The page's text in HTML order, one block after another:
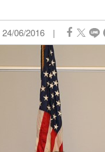
24/06/2016 |